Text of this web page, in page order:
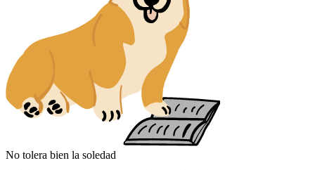
No tolera bien la soledad